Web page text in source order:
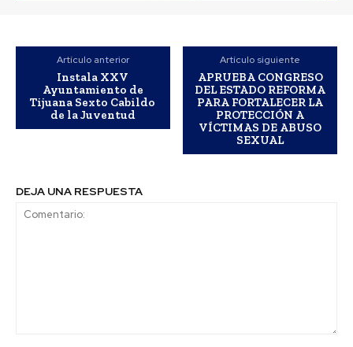
Artículo anterior
Instala XXV
Ayuntamiento de
Tijuana Sexto Cabildo
de la Juventud
Artículo siguiente
APRUEBA CONGRESO
DEL ESTADO REFORMA
PARA FORTALECER LA
PROTECCIÓN A
VÍCTIMAS DE ABUSO
SEXUAL
DEJA UNA RESPUESTA